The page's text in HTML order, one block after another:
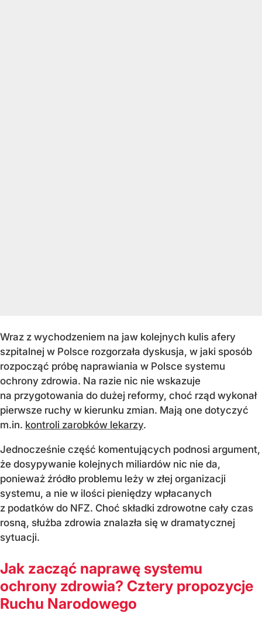
Wraz z wychodzeniem na jaw kolejnych kulis afery
szpitalnej w Polsce rozgorzała dyskusja, w jaki sposób
rozpocząć próbę naprawiania w Polsce systemu
ochrony zdrowia. Na razie nic nie wskazuje
na przygotowania do dużej reformy, choć rząd wykonał
pierwsze ruchy w kierunku zmian. Mają one dotyczyć
m.in. kontroli zarobków lekarzy.
Jednocześnie część komentujących podnosi argument,
że dosypywanie kolejnych miliardów nic nie da,
ponieważ źródło problemu leży w złej organizacji
systemu, a nie w ilości pieniędzy wpłacanych
z podatków do NFZ. Choć składki zdrowotne cały czas
rosną, służba zdrowia znalazła się w dramatycznej
sytuacji.
Jak zacząć naprawę systemu
ochrony zdrowia? Cztery propozycje
Ruchu Narodowego